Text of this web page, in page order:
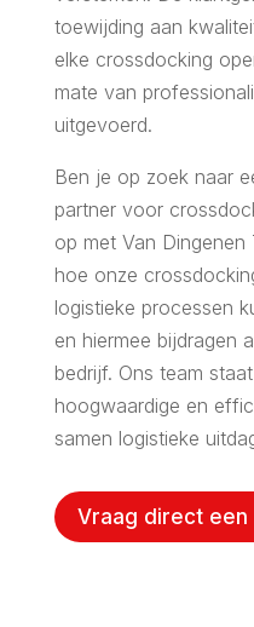
toewijding aan
elke crossdocking
mate van
uitgevoerd.
Ben je op zoek naar
partner voor
op met Van
hoe onze
logistieke processen
en hiermee bijdragen
bedrijf. Ons team
hoogwaardige en
samen logistieke
Vraag direct